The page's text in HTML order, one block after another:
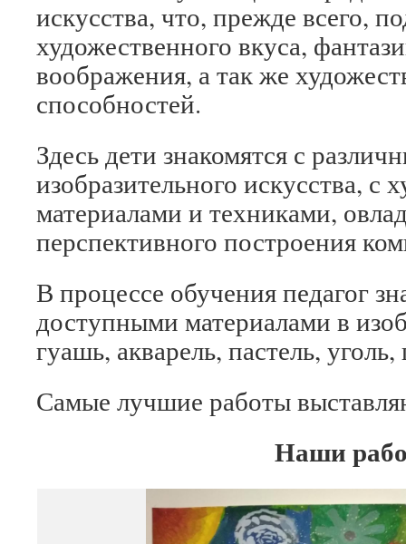
искусства, что, прежде всего,
художественного вкуса,
воображения, а так же
способностей.
Здесь дети знакомятся с
изобразительного искусства, с
материалами и техниками,
перспективного построения
В процессе обучения педагог
доступными материалами в
гуашь, акварель, пастель,
Самые лучшие работы
Наши